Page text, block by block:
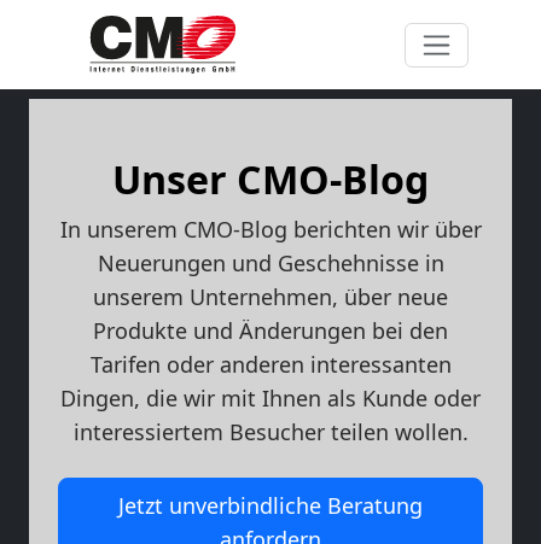
Unser CMO-Blog
In unserem CMO-Blog berichten wir über
Neuerungen und Geschehnisse in
unserem Unternehmen, über neue
Produkte und Änderungen bei den
Tarifen oder anderen interessanten
Dingen, die wir mit Ihnen als Kunde oder
interessiertem Besucher teilen wollen.
Jetzt unverbindliche Beratung